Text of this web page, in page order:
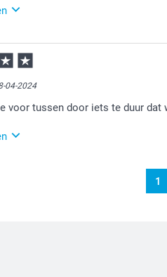
te horen dat je tevreden bent met
04-2024
voor tussen door iets te duur dat
1